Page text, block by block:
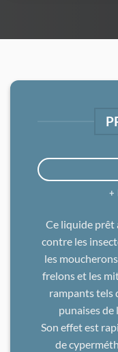
+
Ce liquide prêt
contre les
les
frelons et les
rampants tels
punaises de
Son effet est
de